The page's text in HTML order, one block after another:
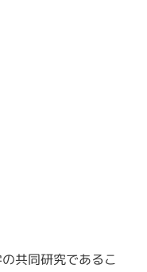
共同研究であるこ